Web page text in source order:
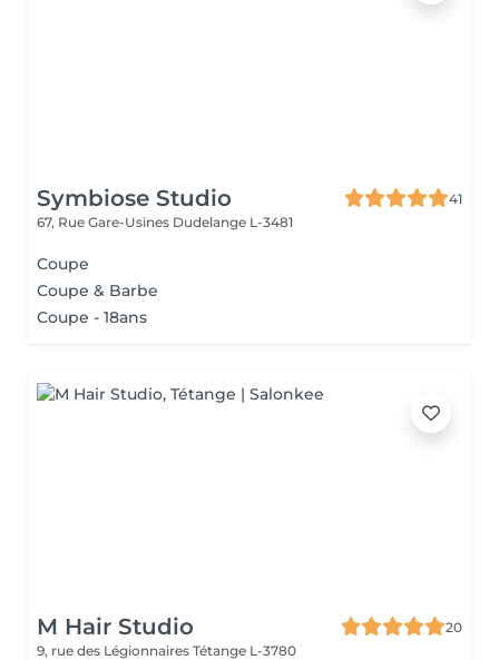
Symbiose Studio
41
67, Rue Gare-Usines Dudelange L-3481
Coupe
Coupe & Barbe
Coupe - 18ans
M Hair Studio
20
9, rue des Légionnaires Tétange L-3780